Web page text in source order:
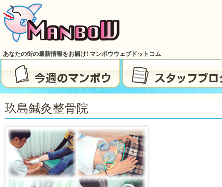
あなたの街の最新情報をお届け! マンボウウェブドットコム
玖島鍼灸整骨院